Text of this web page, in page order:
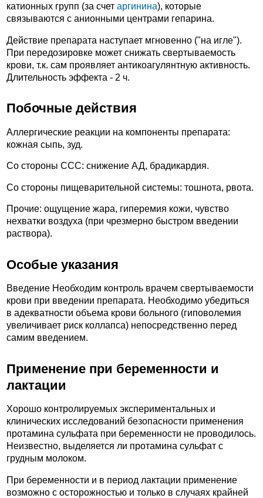
катионных групп (за счет аргинина), которые
связываются с анионными центрами гепарина.
Действие препарата наступает мгновенно ("на игле").
При передозировке может снижать свертываемость
крови, т.к. сам проявляет антикоагулянтную активность.
Длительность эффекта - 2 ч.
Побочные действия
Аллергические реакции на компоненты препарата:
кожная сыпь, зуд.
Со стороны ССС: снижение АД, брадикардия.
Со стороны пищеварительной системы: тошнота, рвота.
Прочие: ощущение жара, гиперемия кожи, чувство
нехватки воздуха (при чрезмерно быстром введении
раствора).
Особые указания
Введение Необходим контроль врачем свертываемости
крови при введении препарата. Необходимо убедиться
в адекватности объема крови больного (гиповолемия
увеличивает риск коллапса) непосредственно перед
самим введением.
Применение при беременности и
лактации
Хорошо контролируемых экспериментальных и
клинических исследований безопасности применения
протамина сульфата при беременности не проводилось.
Неизвестно, выделяется ли протамина сульфат с
грудным молоком.
При беременности и в период лактации применение
возможно с осторожностью и только в случаях крайней